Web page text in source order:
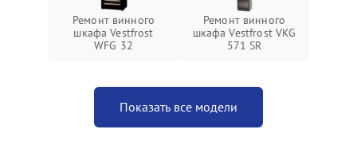
Ремонт винного
шкафа Vestfrost
WFG 32
Ремонт винного
шкафа Vestfrost VKG
571 SR
Показать все модели